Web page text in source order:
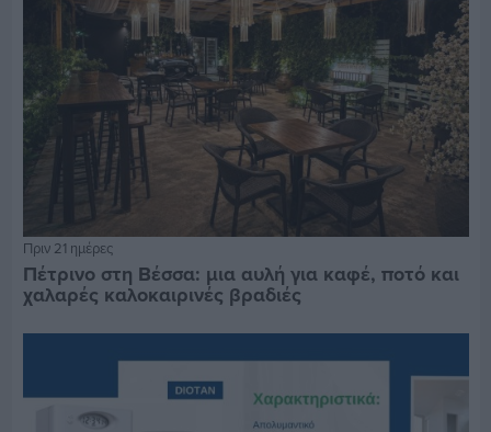
Πριν 21 ημέρες
Πέτρινο στη Βέσσα: μια αυλή για καφέ, ποτό και
χαλαρές καλοκαιρινές βραδιές